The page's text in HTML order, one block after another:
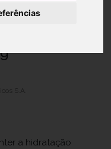
S.A.
a hidratação